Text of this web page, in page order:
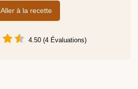
Aller à la recette
4.50 (4 Évaluations)